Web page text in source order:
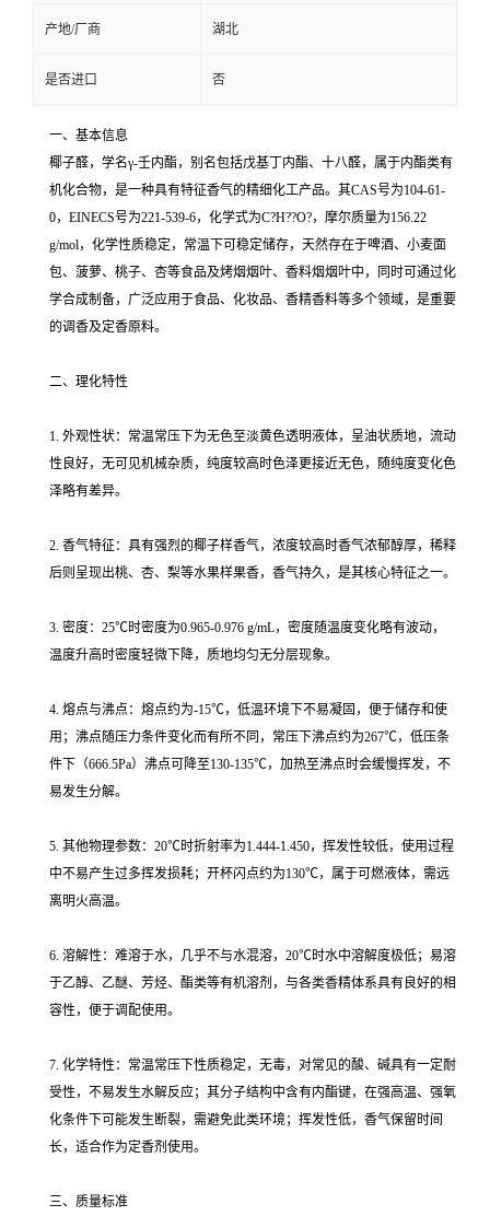
产地/厂商 湖北
是否进口 否
一、基本信息
椰子醛，学名γ-壬内酯，别名包括戊基丁内酯、十八醛，属于内酯类有
机化合物，是一种具有特征香气的精细化工产品。其CAS号为104-61-
0，EINECS号为221-539-6，化学式为C?H??O?，摩尔质量为156.22
g/mol，化学性质稳定，常温下可稳定储存，天然存在于啤酒、小麦面
包、菠萝、桃子、杏等食品及烤烟烟叶、香料烟烟叶中，同时可通过化
学合成制备，广泛应用于食品、化妆品、香精香料等多个领域，是重要
的调香及定香原料。
二、理化特性
1. 外观性状：常温常压下为无色至淡黄色透明液体，呈油状质地，流动
性良好，无可见机械杂质，纯度较高时色泽更接近无色，随纯度变化色
泽略有差异。
2. 香气特征：具有强烈的椰子样香气，浓度较高时香气浓郁醇厚，稀释
后则呈现出桃、杏、梨等水果样果香，香气持久，是其核心特征之一。
3. 密度：25℃时密度为0.965-0.976 g/mL，密度随温度变化略有波动，
温度升高时密度轻微下降，质地均匀无分层现象。
4. 熔点与沸点：熔点约为-15℃，低温环境下不易凝固，便于储存和使
用；沸点随压力条件变化而有所不同，常压下沸点约为267℃，低压条
件下（666.5Pa）沸点可降至130-135℃，加热至沸点时会缓慢挥发，不
易发生分解。
5. 其他物理参数：20℃时折射率为1.444-1.450，挥发性较低，使用过程
中不易产生过多挥发损耗；开杯闪点约为130℃，属于可燃液体，需远
离明火高温。
6. 溶解性：难溶于水，几乎不与水混溶，20℃时水中溶解度极低；易溶
于乙醇、乙醚、芳烃、酯类等有机溶剂，与各类香精体系具有良好的相
容性，便于调配使用。
7. 化学特性：常温常压下性质稳定，无毒，对常见的酸、碱具有一定耐
受性，不易发生水解反应；其分子结构中含有内酯键，在强高温、强氧
化条件下可能发生断裂，需避免此类环境；挥发性低，香气保留时间
长，适合作为定香剂使用。
三、质量标准